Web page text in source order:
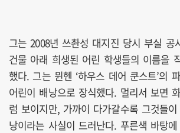
그는 2008년 쓰촨성 대지진 당시 부실 공
건물 아래 희생된 어린 학생들의 이름을
했다. 그는 뮌헨 ‘하우스 데어 쿤스트’의
어린이 배낭으로 장식했다. 멀리서 보면
럼 보이지만, 가까이 다가갈수록 그것들
낭이라는 사실이 드러난다. 푸른색 바탕